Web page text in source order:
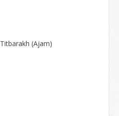
(Ajam)